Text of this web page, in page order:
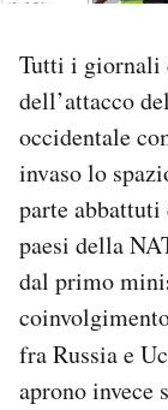
I MIEI
SHOP
AREA
Area
Tutti i giornali
dell’attacco
occidentale
invaso lo
parte
paesi della
dal primo
fra Russia e
aprono invece